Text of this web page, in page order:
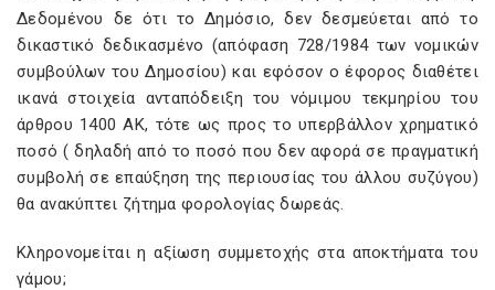
Δεδομένου δε ότι το Δημόσιο, δεν δεσμεύεται από το
δικαστικό δεδικασμένο (απόφαση 728/1984 των νομικών
συμβούλων του Δημοσίου) και εφόσον ο έφορος διαθέτει
ικανά στοιχεία ανταπόδειξη του νόμιμου τεκμηρίου του
άρθρου 1400 ΑΚ, τότε ως προς το υπερβάλλον χρηματικό
ποσό ( δηλαδή από το ποσό που δεν αφορά σε πραγματική
συμβολή σε επαύξηση της περιουσίας του άλλου συζύγου)
θα ανακύπτει ζήτημα φορολογίας δωρεάς.
Κληρονομείται η αξίωση συμμετοχής στα αποκτήματα του
γάμου;